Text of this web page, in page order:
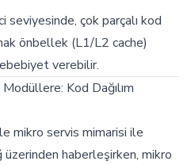
seviyesinde, çok parçalı kod
önbellek (L1/L2 cache)
verebilir.
Kod Dağılım
mikro servis mimarisi ile
üzerinden haberleşirken, mikro